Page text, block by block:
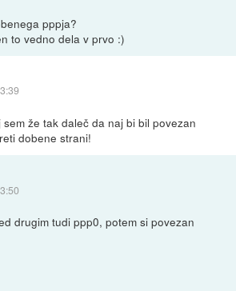
pppja?
to vedno dela v prvo :)
že tak daleč da naj bi bil povezan
dobene strani!
drugim tudi ppp0, potem si povezan